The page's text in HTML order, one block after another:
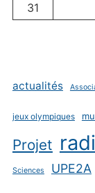
31
actualités
jeux olympiques
Projet
Sciences UPE2A